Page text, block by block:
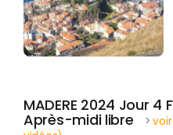
MADERE 2024 Jour 4
Après-midi libre >